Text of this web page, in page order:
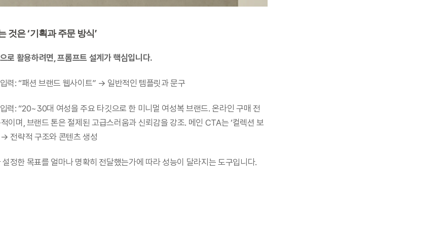
것은 ‘기획과 주문 방식’
로 활용하려면, 프롬프트 설계가 핵심입니다.
입력: “패션 브랜드 웹사이트” → 일반적인 템플릿과 문구
적이며, 브랜드 톤은 절제된 고급스러움과 신뢰감을 강조. 메인 CTA는 ‘컬렉션 보
→ 전략적 구조와 콘텐츠 생성
정한 목표를 얼마나 명확히 전달했는가에 따라 성능이 달라지는 도구입니다.